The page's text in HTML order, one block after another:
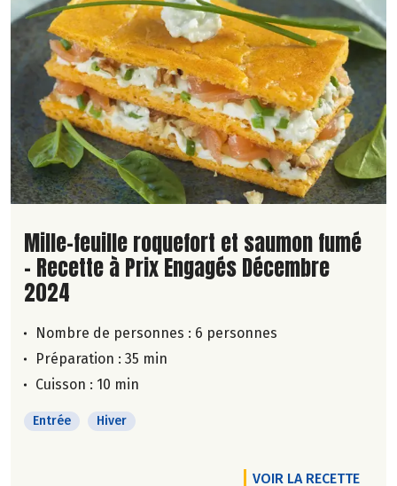
Lire la suite de la recette
Mille-feuille roquefort et saumon fumé
- Recette à Prix Engagés Décembre
2024
Nombre de personnes : 6 personnes
Préparation : 35 min
Cuisson : 10 min
Entrée Hiver
VOIR LA RECETTE